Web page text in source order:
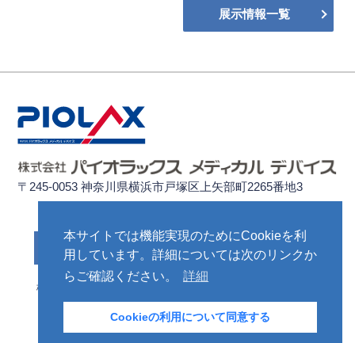
本サイトでは機能実現のためにCookieを利
用しています。詳細については次のリンクか
らご確認ください。
詳細
Cookieの利用について同意する
展示情報一覧
〒245-0053 神奈川県横浜市戸塚区上矢部町2265番地3
お問い合わせ先
株式会社パイオラックス
ASMA